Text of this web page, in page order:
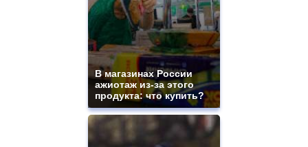
В магазинах России
ажиотаж из-за этого
продукта: что купить?